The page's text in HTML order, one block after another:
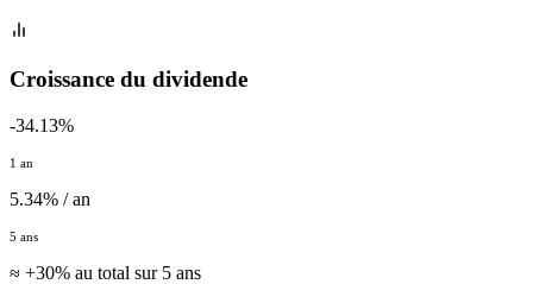
Croissance du dividende
-34.13%
1 an
5.34% / an
5 ans
≈ +30% au total sur 5 ans